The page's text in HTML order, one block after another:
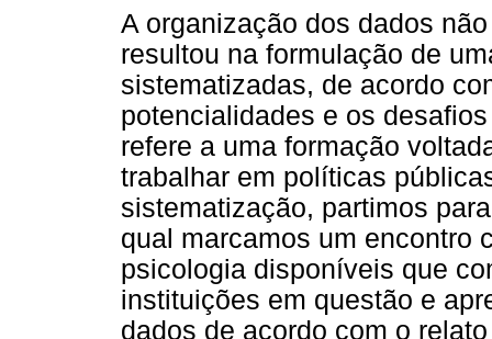
A organização dos dados
resultou na formulação de
sistematizadas, de acordo
potencialidades e os
refere a uma formação
trabalhar em políticas
sistematização, partimos
qual marcamos um encontro
psicologia disponíveis que
instituições em questão e
dados de acordo com o